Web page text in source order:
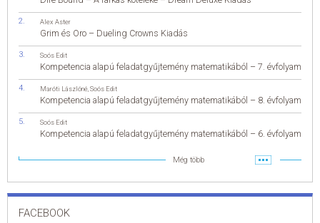
Alex Aster
Grim és Oro – Dueling Crowns Kiadás
Soós Edit
Kompetencia alapú feladatgyűjtemény matematikából – 7. évfolyam
Maróti Lászlóné Soós Edit
Kompetencia alapú feladatgyűjtemény matematikából – 8. évfolyam
Soós Edit
Kompetencia alapú feladatgyűjtemény matematikából – 6. évfolyam
Még több
FACEBOOK